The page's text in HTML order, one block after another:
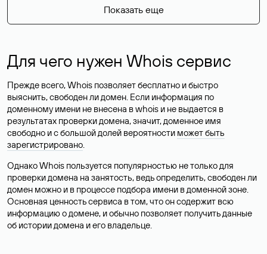
Показать еще
Для чего нужен Whois сервис
Прежде всего, Whois позволяет бесплатно и быстро
выяснить, свободен ли домен. Если информация по
доменному имени не внесена в whois и не выдается в
результатах проверки домена, значит, доменное имя
свободно и с большой долей вероятности может быть
зарегистрировано.
Однако Whois пользуется популярностью не только для
проверки домена на занятость, ведь определить, свободен ли
домен можно и в процессе подбора имени в доменной зоне.
Основная ценность сервиса в том, что он содержит всю
информацию о домене, и обычно позволяет получить данные
об истории домена и его владельце.